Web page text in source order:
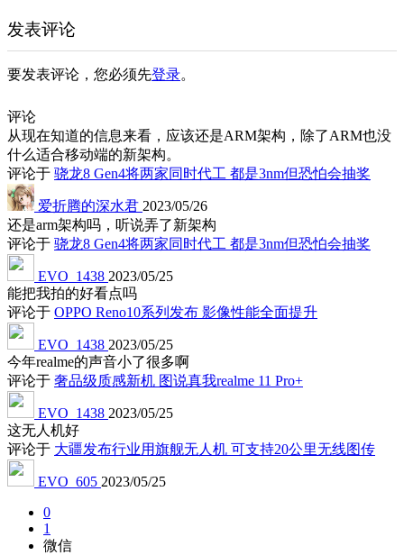
发表评论
要发表评论，您必须先登录。
评论
从现在知道的信息来看，应该还是ARM架构，除了ARM也没
什么适合移动端的新架构。
评论于 骁龙8 Gen4将两家同时代工 都是3nm但恐怕会抽奖
爱折腾的深水君 2023/05/26
还是arm架构吗，听说弄了新架构
评论于 骁龙8 Gen4将两家同时代工 都是3nm但恐怕会抽奖
EVO_1438 2023/05/25
能把我拍的好看点吗
评论于 OPPO Reno10系列发布 影像性能全面提升
EVO_1438 2023/05/25
今年realme的声音小了很多啊
评论于 奢品级质感新机 图说真我realme 11 Pro+
EVO_1438 2023/05/25
这无人机好
评论于 大疆发布行业用旗舰无人机 可支持20公里无线图传
EVO_605 2023/05/25
0
1
微信